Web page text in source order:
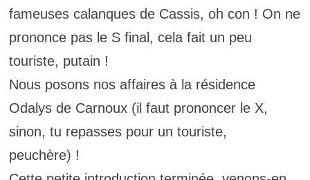
fameuses calanques de Cassis, oh con ! On ne
prononce pas le S final, cela fait un peu
touriste, putain !
Nous posons nos affaires à la résidence
Odalys de Carnoux (il faut prononcer le X,
sinon, tu repasses pour un touriste,
peuchère) !